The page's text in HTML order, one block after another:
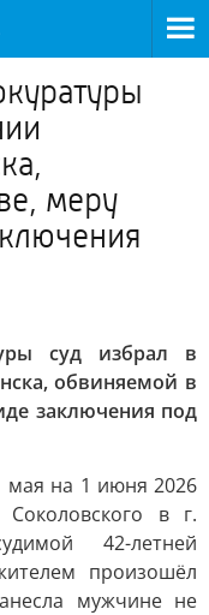
меру
суд избрал в
обвиняемой в
заключения под
мая на 1 июня 2026
в г.
42-летней
произошёл
мужчине не